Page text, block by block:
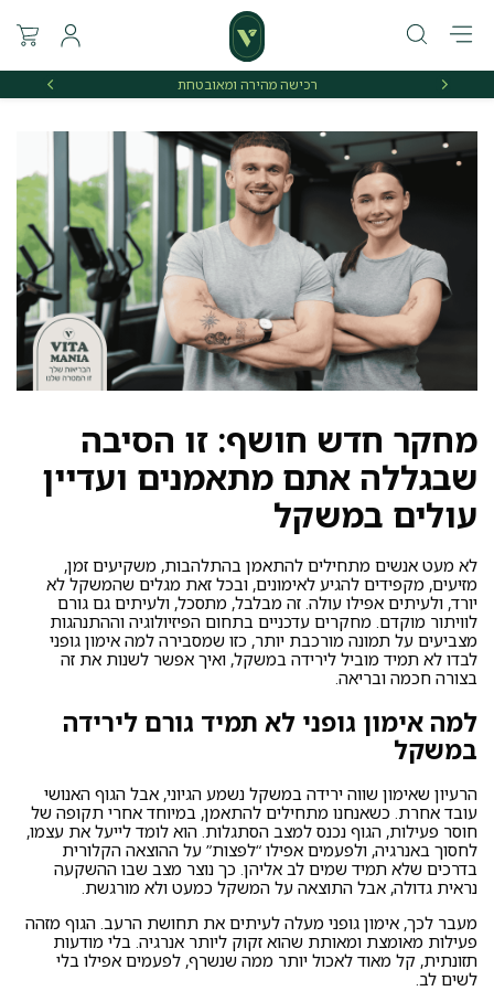
רכישה מהירה ומאובטחת
מחקר חדש חושף: זו הסיבה
שבגללה אתם מתאמנים ועדיין
עולים במשקל
לא מעט אנשים מתחילים להתאמן בהתלהבות, משקיעים זמן,
מזיעים, מקפידים להגיע לאימונים, ובכל זאת מגלים שהמשקל לא
יורד, ולעיתים אפילו עולה. זה מבלבל, מתסכל, ולעיתים גם גורם
לוויתור מוקדם. מחקרים עדכניים בתחום הפיזיולוגיה וההתנהגות
מצביעים על תמונה מורכבת יותר, כזו שמסבירה למה אימון גופני
לבדו לא תמיד מוביל לירידה במשקל, ואיך אפשר לשנות את זה
בצורה חכמה ובריאה.
למה אימון גופני לא תמיד גורם לירידה
במשקל
הרעיון שאימון שווה ירידה במשקל נשמע הגיוני, אבל הגוף האנושי
עובד אחרת. כשאנחנו מתחילים להתאמן, במיוחד אחרי תקופה של
חוסר פעילות, הגוף נכנס למצב הסתגלות. הוא לומד לייעל את עצמו,
לחסוך באנרגיה, ולפעמים אפילו “לפצות” על ההוצאה הקלורית
בדרכים שלא תמיד שמים לב אליהן. כך נוצר מצב שבו ההשקעה
נראית גדולה, אבל התוצאה על המשקל כמעט ולא מורגשת.
מעבר לכך, אימון גופני מעלה לעיתים את תחושת הרעב. הגוף מזהה
פעילות מאומצת ומאותת שהוא זקוק ליותר אנרגיה. בלי מודעות
תזונתית, קל מאוד לאכול יותר ממה שנשרף, לפעמים אפילו בלי
לשים לב.